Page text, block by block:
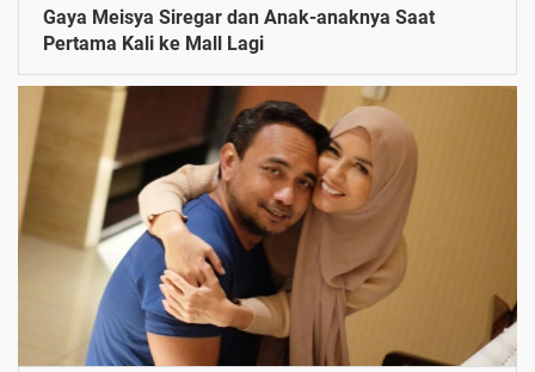
Gaya Meisya Siregar dan Anak-anaknya Saat
Pertama Kali ke Mall Lagi